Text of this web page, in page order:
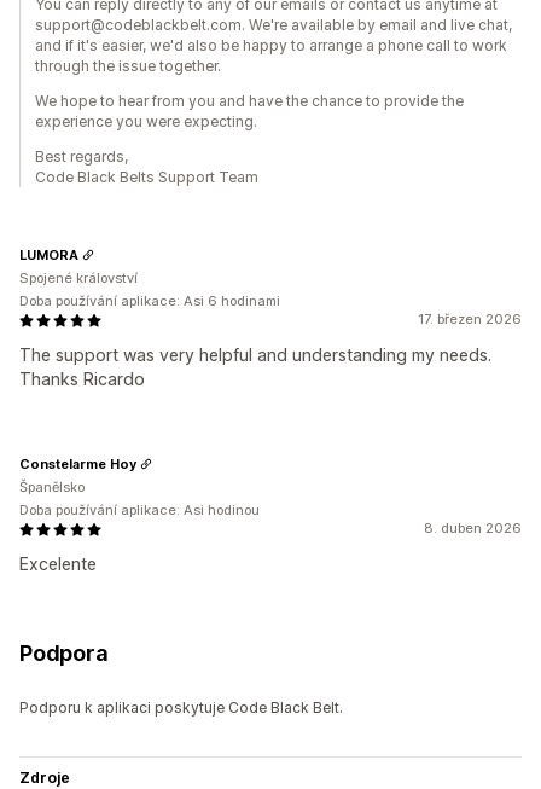
You can reply directly to any of our emails or contact us anytime at
support@codeblackbelt.com. We're available by email and live chat,
and if it's easier, we'd also be happy to arrange a phone call to work
through the issue together.
We hope to hear from you and have the chance to provide the
experience you were expecting.
Best regards,
Code Black Belts Support Team
17. březen 2026
The support was very helpful and understanding my needs.
Thanks Ricardo
LUMORA
Spojené království
Doba používání aplikace: Asi 6 hodinami
8. duben 2026
Excelente
Constelarme Hoy
Španělsko
Doba používání aplikace: Asi hodinou
Podpora
Podporu k aplikaci poskytuje Code Black Belt.
Zdroje